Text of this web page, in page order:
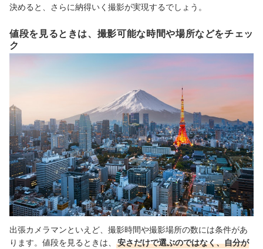
決めると、さらに納得いく撮影が実現するでしょう。
値段を見るときは、撮影可能な時間や場所などをチェッ
ク
出張カメラマンといえど、撮影時間や撮影場所の数には条件があ
ります。値段を見るときは、
安さだけで選ぶのではなく、自分が